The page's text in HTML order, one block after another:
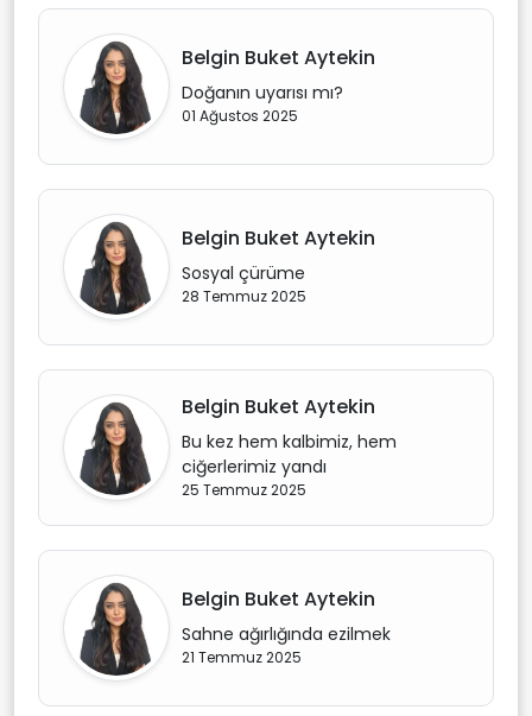
Belgin Buket Aytekin
Doğanın uyarısı mı?
01 Ağustos 2025
Belgin Buket Aytekin
Sosyal çürüme
28 Temmuz 2025
Belgin Buket Aytekin
Bu kez hem kalbimiz, hem
ciğerlerimiz yandı
25 Temmuz 2025
Belgin Buket Aytekin
Sahne ağırlığında ezilmek
21 Temmuz 2025